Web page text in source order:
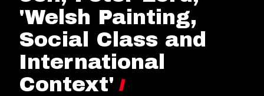
'Welsh Painting,
Social Class and
International
Context'